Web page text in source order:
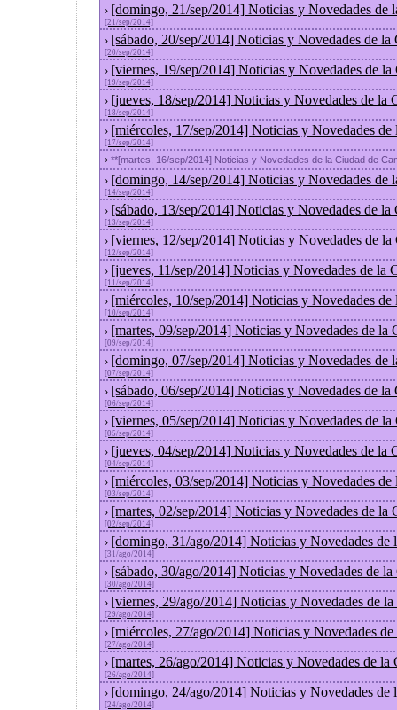
› [domingo, 21/sep/2014] Noticias y Novedades de
[21/sep/2014]
› [sábado, 20/sep/2014] Noticias y Novedades de la
[20/sep/2014]
› [viernes, 19/sep/2014] Noticias y Novedades de la
[19/sep/2014]
› [jueves, 18/sep/2014] Noticias y Novedades de la
[18/sep/2014]
› [miércoles, 17/sep/2014] Noticias y Novedades de
[17/sep/2014]
› **[martes, 16/sep/2014] Noticias y Novedades de la Ciudad de
› [domingo, 14/sep/2014] Noticias y Novedades de
[14/sep/2014]
› [sábado, 13/sep/2014] Noticias y Novedades de la
[13/sep/2014]
› [viernes, 12/sep/2014] Noticias y Novedades de la
[12/sep/2014]
› [jueves, 11/sep/2014] Noticias y Novedades de la
[11/sep/2014]
› [miércoles, 10/sep/2014] Noticias y Novedades de
[10/sep/2014]
› [martes, 09/sep/2014] Noticias y Novedades de la
[09/sep/2014]
› [domingo, 07/sep/2014] Noticias y Novedades de
[07/sep/2014]
› [sábado, 06/sep/2014] Noticias y Novedades de la
[06/sep/2014]
› [viernes, 05/sep/2014] Noticias y Novedades de la
[05/sep/2014]
› [jueves, 04/sep/2014] Noticias y Novedades de la
[04/sep/2014]
› [miércoles, 03/sep/2014] Noticias y Novedades de
[03/sep/2014]
› [martes, 02/sep/2014] Noticias y Novedades de la
[02/sep/2014]
› [domingo, 31/ago/2014] Noticias y Novedades de
[31/ago/2014]
› [sábado, 30/ago/2014] Noticias y Novedades de
[30/ago/2014]
› [viernes, 29/ago/2014] Noticias y Novedades de
[29/ago/2014]
› [miércoles, 27/ago/2014] Noticias y Novedades
[27/ago/2014]
› [martes, 26/ago/2014] Noticias y Novedades de la
[26/ago/2014]
› [domingo, 24/ago/2014] Noticias y Novedades de
[24/ago/2014]